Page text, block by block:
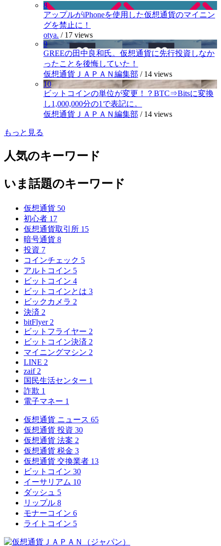
8
アップルがiPhoneを使用した仮想通貨のマイニン
グを禁止に！
otya. / 17 views
9
GREEの田中良和氏。仮想通貨に先行投資しなか
ったことを後悔していた！
仮想通貨ＪＡＰＡＮ編集部 / 14 views
10
ビットコインの単位が変更！？BTC⇒Bitsに変換
し1,000,000分の1で表記に。
仮想通貨ＪＡＰＡＮ編集部 / 14 views
もっと見る
人気のキーワード
いま話題のキーワード
仮想通貨 50
初心者 17
仮想通貨取引所 15
暗号通貨 8
投資 7
コインチェック 5
アルトコイン 5
ビットコイン 4
ビットコインとは 3
ビックカメラ 2
決済 2
bitFlyer 2
ビットフライヤー 2
ビットコイン決済 2
マイニングマシン 2
LINE 2
zaif 2
国民生活センター 1
詐欺 1
電子マネー 1
仮想通貨 ニュース 65
仮想通貨 投資 30
仮想通貨 法案 2
仮想通貨 税金 3
仮想通貨 交換業者 13
ビットコイン 30
イーサリアム 10
ダッシュ 5
リップル 8
モナーコイン 6
ライトコイン 5